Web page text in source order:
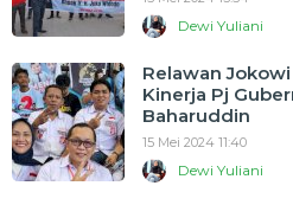
Dewi Yuliani
Relawan Jokowi
Kinerja Pj
Baharuddin
15 Mei 2024 11:40
Dewi Yuliani